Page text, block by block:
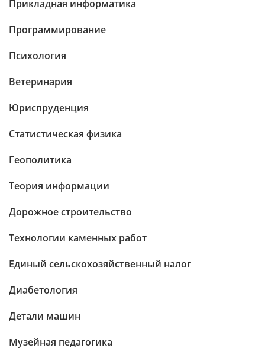
Прикладная информатика
Программирование
Психология
Ветеринария
Юриспруденция
Статистическая физика
Геополитика
Теория информации
Дорожное строительство
Технологии каменных работ
Единый сельскохозяйственный налог
Диабетология
Детали машин
Музейная педагогика